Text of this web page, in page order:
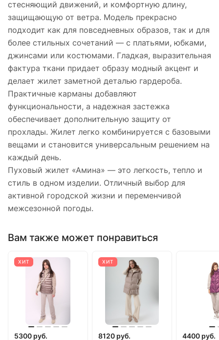
стесняющий движений, и комфортную длину,
защищающую от ветра. Модель прекрасно
подходит как для повседневных образов, так и для
более стильных сочетаний — с платьями, юбками,
джинсами или костюмами. Гладкая, выразительная
фактура ткани придает образу модный акцент и
делает жилет заметной деталью гардероба.
Практичные карманы добавляют
функциональности, а надежная застежка
обеспечивает дополнительную защиту от
прохлады. Жилет легко комбинируется с базовыми
вещами и становится универсальным решением на
каждый день.
Пуховый жилет «Амина» — это легкость, тепло и
стиль в одном изделии. Отличный выбор для
активной городской жизни и переменчивой
межсезонной погоды.
Вам также может понравиться
ХИТ
5300 руб.
ХИТ
8120 руб.
4400 руб.